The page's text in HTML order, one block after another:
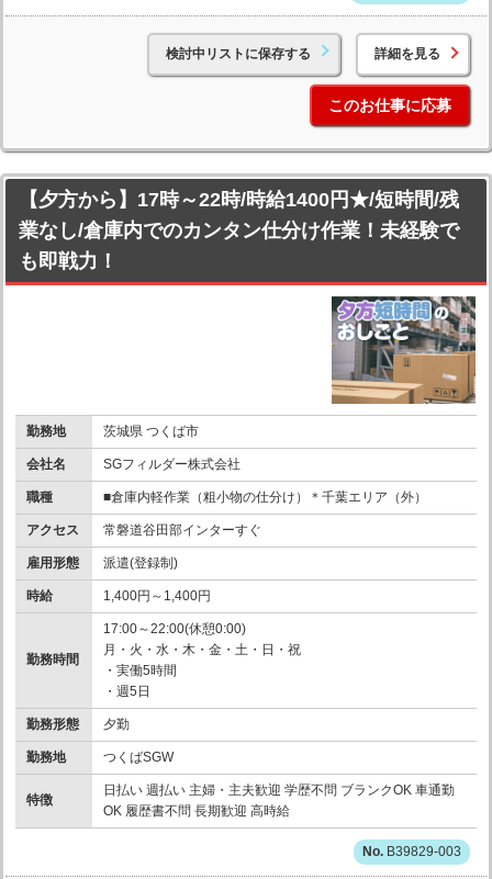
検討中リストに保存する 詳細を見る
このお仕事に応募
【夕方から】17時～22時/時給1400円★/短時間/残
業なし/倉庫内でのカンタン仕分け作業！未経験で
も即戦力！
勤務地 茨城県 つくば市
会社名 SGフィルダー株式会社
職種 ■倉庫内軽作業（粗小物の仕分け）＊千葉エリア（外）
アクセス 常磐道谷田部インターすぐ
雇用形態 派遣(登録制)
時給 1,400円～1,400円
勤務時間
17:00～22:00(休憩0:00)
月・火・水・木・金・土・日・祝
・実働5時間
・週5日
勤務形態 夕勤
勤務地 つくばSGW
特徴
日払い 週払い 主婦・主夫歓迎 学歴不問 ブランクOK 車通勤
OK 履歴書不問 長期歓迎 高時給
B39829-003